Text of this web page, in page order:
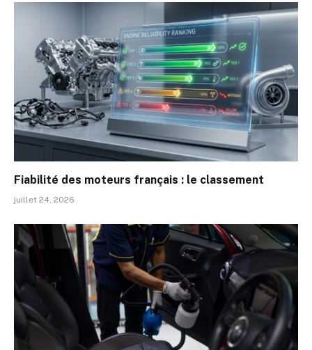
Fiabilité des moteurs français : le classement
juillet 24, 2026